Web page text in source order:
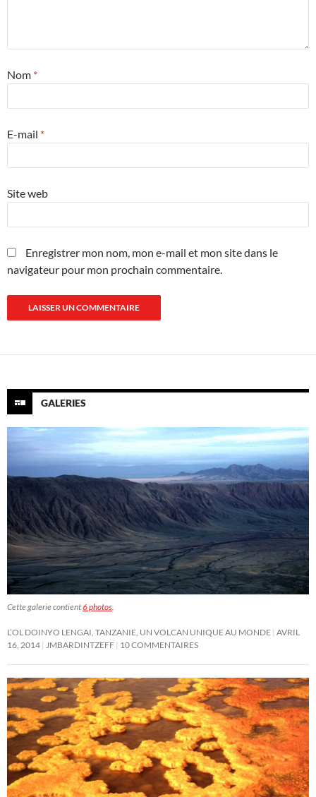
Nom *
E-mail *
Site web
Enregistrer mon nom, mon e-mail et mon site dans le
navigateur pour mon prochain commentaire.
GALERIES
Cette galerie contient6 photos.
L’OL DOINYO LENGAI, TANZANIE, UN VOLCAN UNIQUE AU MONDE AVRIL
16, 2014 JMBARDINTZEFF 10 COMMENTAIRES